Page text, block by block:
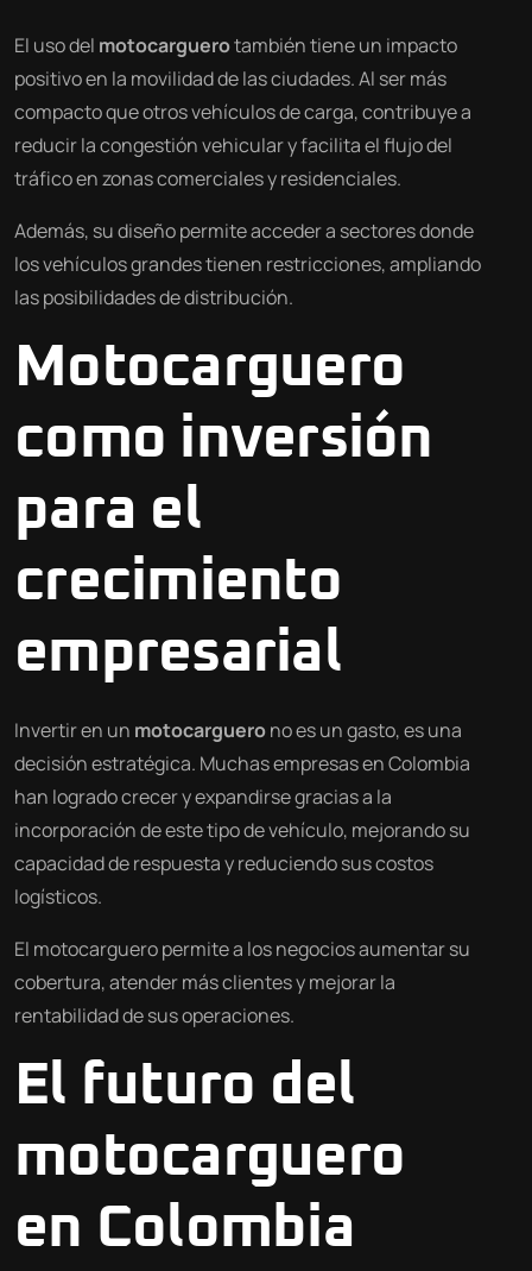
El uso del motocarguerotambién tiene un impacto
positivo en la movilidad de las ciudades. Al ser más
compacto que otros vehículos de carga, contribuye a
reducir la congestión vehicular y facilita el flujo del
tráfico en zonas comerciales y residenciales.
Además, su diseño permite acceder a sectores donde
los vehículos grandes tienen restricciones, ampliando
las posibilidades de distribución.
Motocarguero
como inversión
para el
crecimiento
empresarial
Invertir en un motocarguerono es un gasto, es una
decisión estratégica. Muchas empresas en Colombia
han logrado crecer y expandirse gracias a la
incorporación de este tipo de vehículo, mejorando su
capacidad de respuesta y reduciendo sus costos
logísticos.
El motocarguero permite a los negocios aumentar su
cobertura, atender más clientes y mejorar la
rentabilidad de sus operaciones.
El futuro del
motocarguero
en Colombia